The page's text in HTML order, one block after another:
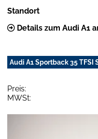
Standort
Details zum Audi A1
Audi A1 Sportback 35 TFSI
Preis:
MWSt: